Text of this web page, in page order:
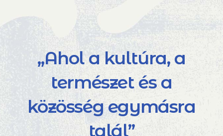
„Ahol a kultúra, a
természet és a
közösség egymásra
talál”